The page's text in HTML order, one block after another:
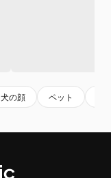
犬の顔 ペット